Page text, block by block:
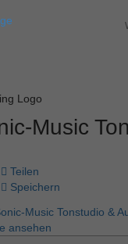
Music
Teilen
Speichern
ansehen